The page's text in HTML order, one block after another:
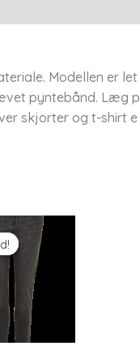
Modellen er let
pyntebånd. Læg
skjorter og t-shirt e